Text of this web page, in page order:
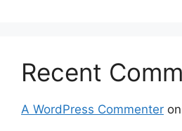
Recent
A WordPress Commenter on